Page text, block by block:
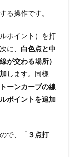
る操作です。
ポイント）を打
に、 白色点と中
が交わる場所）
します。同様
ーンカーブの線
ポイントを追加
で、「 ３点打